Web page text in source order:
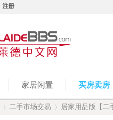
注册
家居闲置 买房卖房
二手市场交易 居家用品版【二